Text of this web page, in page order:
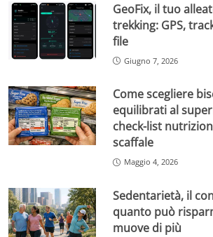
GeoFix, il tuo
trekking: GPS,
file
Giugno 7, 2026
Come scegliere
equilibrati al
check-list
scaffale
Maggio 4, 2026
Sedentarietà, il
quanto può
muove di più